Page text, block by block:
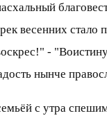
весенних стало
-
нынче
с утра